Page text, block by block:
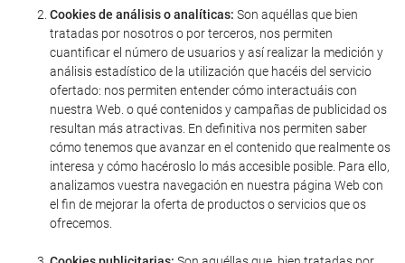
Cookies de análisis o analíticas: Son aquéllas que bien
tratadas por nosotros o por terceros, nos permiten
cuantificar el número de usuarios y así realizar la medición y
análisis estadístico de la utilización que hacéis del servicio
ofertado: nos permiten entender cómo interactuáis con
nuestra Web. o qué contenidos y campañas de publicidad os
resultan más atractivas. En definitiva nos permiten saber
cómo tenemos que avanzar en el contenido que realmente os
interesa y cómo hacéroslo lo más accesible posible. Para ello,
analizamos vuestra navegación en nuestra página Web con
el fin de mejorar la oferta de productos o servicios que os
ofrecemos.